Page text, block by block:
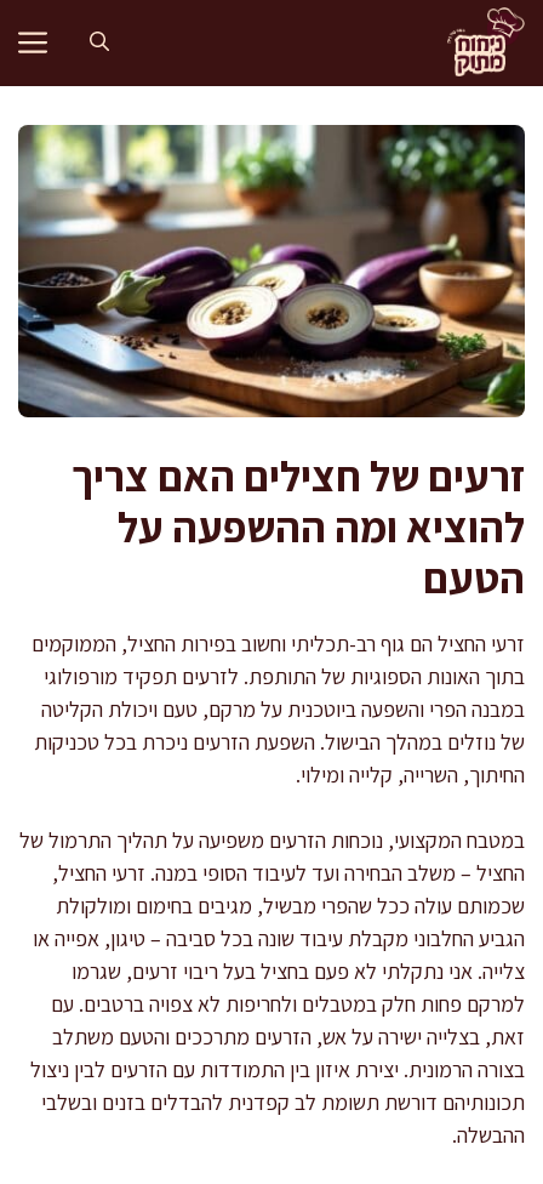
לדלג
לתוכן
זרעים של חצילים האם צריך
להוציא ומה ההשפעה על
הטעם
זרעי החציל הם גוף רב-תכליתי וחשוב בפירות החציל, הממוקמים
בתוך האונות הספוגיות של התותפת. לזרעים תפקיד מורפולוגי
במבנה הפרי והשפעה ביוטכנית על מרקם, טעם ויכולת הקליטה
של נוזלים במהלך הבישול. השפעת הזרעים ניכרת בכל טכניקות
החיתוך, השרייה, קלייה ומילוי.
במטבח המקצועי, נוכחות הזרעים משפיעה על תהליך התרמול של
החציל – משלב הבחירה ועד לעיבוד הסופי במנה. זרעי החציל,
שכמותם עולה ככל שהפרי מבשיל, מגיבים בחימום ומולקולת
הגביע החלבוני מקבלת עיבוד שונה בכל סביבה – טיגון, אפייה או
צלייה. אני נתקלתי לא פעם בחציל בעל ריבוי זרעים, שגרמו
למרקם פחות חלק במטבלים ולחריפות לא צפויה ברטבים. עם
זאת, בצלייה ישירה על אש, הזרעים מתרככים והטעם משתלב
בצורה הרמונית. יצירת איזון בין התמודדות עם הזרעים לבין ניצול
תכונותיהם דורשת תשומת לב קפדנית להבדלים בזנים ובשלבי
ההבשלה.